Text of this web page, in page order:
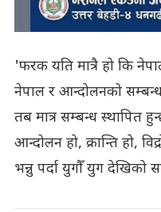
'फरक यति मात्रै हो कि
नेपाल र आन्दोलनको सम्बन्ध
तब मात्र सम्बन्ध स्थापित
आन्दोलन हो, क्रान्ति हो,
भन्नु पर्दा युगौँ युग देखिको